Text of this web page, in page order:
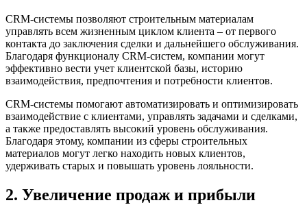
CRM-системы позволяют строительным материалам
управлять всем жизненным циклом клиента – от первого
контакта до заключения сделки и дальнейшего обслуживания.
Благодаря функционалу CRM-систем, компании могут
эффективно вести учет клиентской базы, историю
взаимодействия, предпочтения и потребности клиентов.
CRM-системы помогают автоматизировать и оптимизировать
взаимодействие с клиентами, управлять задачами и сделками,
а также предоставлять высокий уровень обслуживания.
Благодаря этому, компании из сферы строительных
материалов могут легко находить новых клиентов,
удерживать старых и повышать уровень лояльности.
2. Увеличение продаж и прибыли